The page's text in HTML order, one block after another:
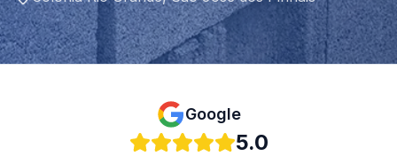
Google
5.0